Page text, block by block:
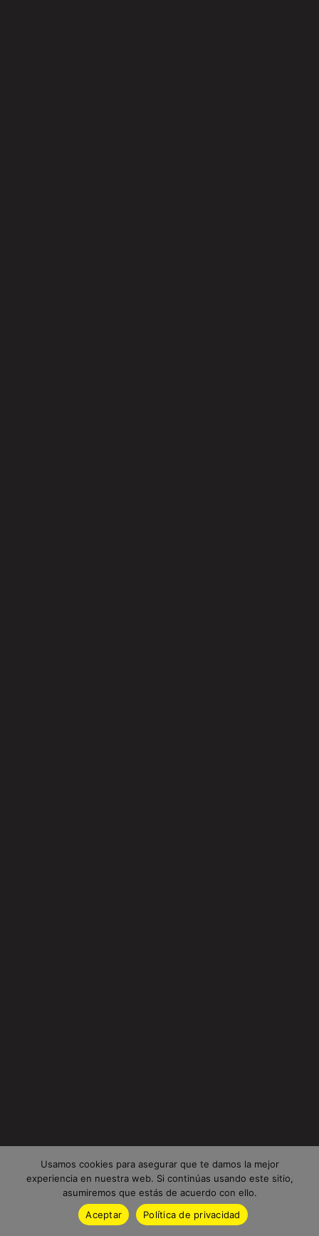
Usamos cookies para asegurar que te damos la mejor
experiencia en nuestra web. Si continúas usando este sitio,
asumiremos que estás de acuerdo con ello.
Aceptar
Política de privacidad